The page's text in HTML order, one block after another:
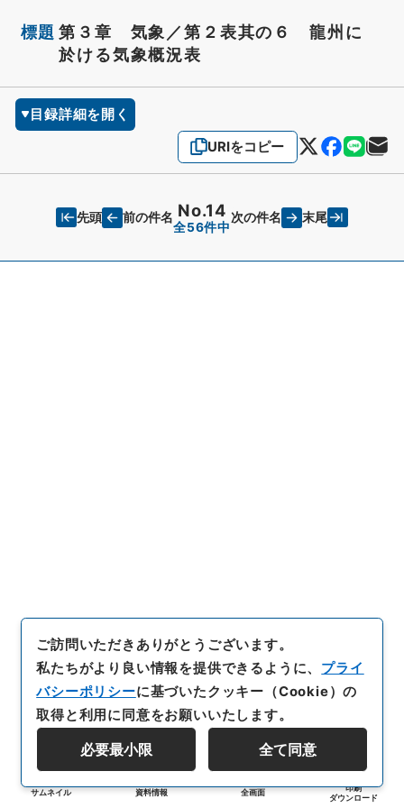
標題 第３章 気象／第２表其の６ 龍州に
於ける気象概況表
目録詳細を開く
URIをコピー
先頭 前の件名 No.14
全56件中
次の件名 末尾
サムネイル 資料情報 全画面
印刷
ダウンロード
ご訪問いただきありがとうございます。
私たちがより良い情報を提供できるように、 プライ
バシーポリシーに基づいたクッキー（Cookie）の
取得と利用に同意をお願いいたします。
必要最小限 全て同意